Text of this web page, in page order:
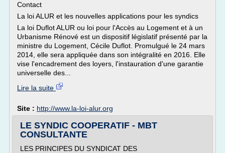
Contact
La loi ALUR et les nouvelles applications pour les syndics
La loi Duflot ALUR ou loi pour l'Accès au Logement et à un
Urbanisme Rénové est un dispositif législatif présenté par la
ministre du Logement, Cécile Duflot. Promulgué le 24 mars
2014, elle sera appliquée dans son intégralité en 2016. Elle
vise l'encadrement des loyers, l'instauration d'une garantie
universelle des...
Lire la suite
Site : http://www.la-loi-alur.org
LE SYNDIC COOPERATIF - MBT
CONSULTANTE
LES PRINCIPES DU SYNDICAT DES